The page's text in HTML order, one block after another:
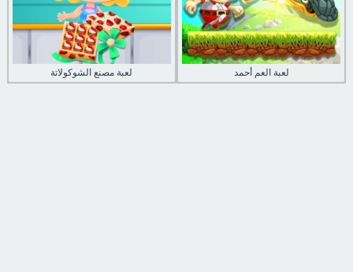
لعبة مصنع الشوكولاتة لعبة العم أحمد